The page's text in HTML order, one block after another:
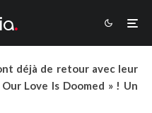
déjà de retour avec leur
Love Is Doomed » ! Un